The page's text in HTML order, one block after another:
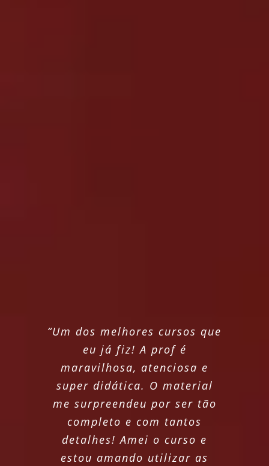
“Um dos melhores cursos que
eu já fiz! A prof é
maravilhosa, atenciosa e
super didática. O material
me surpreendeu por ser tão
completo e com tantos
detalhes! Amei o curso e
estou amando utilizar as